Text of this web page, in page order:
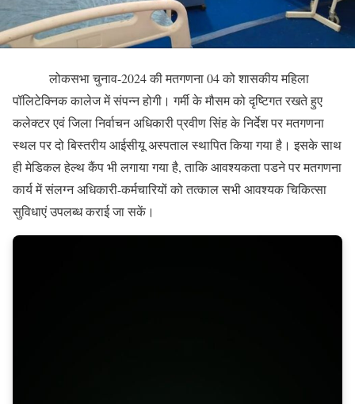
लोकसभा चुनाव-2024 की मतगणना 04 को शासकीय महिला
पॉलिटेक्निक कालेज में संपन्न होगी। गर्मी के मौसम को दृष्टिगत रखते हुए
कलेक्टर एवं जिला निर्वाचन अधिकारी प्रवीण सिंह के निर्देश पर मतगणना
स्थल पर दो बिस्तरीय आईसीयू अस्पताल स्थापित किया गया है। इसके साथ
ही मेडिकल हेल्थ कैंप भी लगाया गया है, ताकि आवश्यकता पडने पर मतगणना
कार्य में संलग्न अधिकारी-कर्मचारियों को तत्काल सभी आवश्यक चिकित्सा
सुविधाएं उपलब्ध कराई जा सकें।